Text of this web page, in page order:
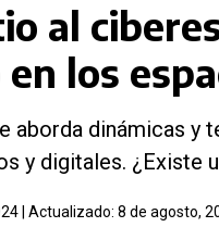
al
los
aborda dinámicas y
y digitales. ¿Existe
| Actualizado: 8 de agosto,